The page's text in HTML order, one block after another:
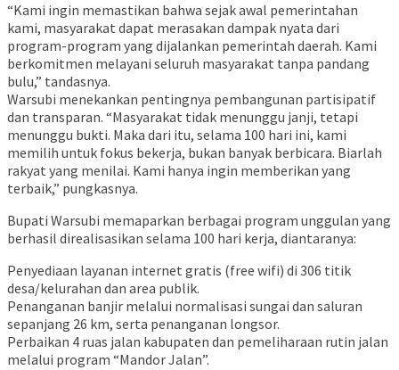
“Kami ingin memastikan bahwa sejak awal pemerintahan
kami, masyarakat dapat merasakan dampak nyata dari
program-program yang dijalankan pemerintah daerah. Kami
berkomitmen melayani seluruh masyarakat tanpa pandang
bulu,” tandasnya.
Warsubi menekankan pentingnya pembangunan partisipatif
dan transparan. “Masyarakat tidak menunggu janji, tetapi
menunggu bukti. Maka dari itu, selama 100 hari ini, kami
memilih untuk fokus bekerja, bukan banyak berbicara. Biarlah
rakyat yang menilai. Kami hanya ingin memberikan yang
terbaik,” pungkasnya.
Bupati Warsubi memaparkan berbagai program unggulan yang
berhasil direalisasikan selama 100 hari kerja, diantaranya:
Penyediaan layanan internet gratis (free wifi) di 306 titik
desa/kelurahan dan area publik.
Penanganan banjir melalui normalisasi sungai dan saluran
sepanjang 26 km, serta penanganan longsor.
Perbaikan 4 ruas jalan kabupaten dan pemeliharaan rutin jalan
melalui program “Mandor Jalan”.